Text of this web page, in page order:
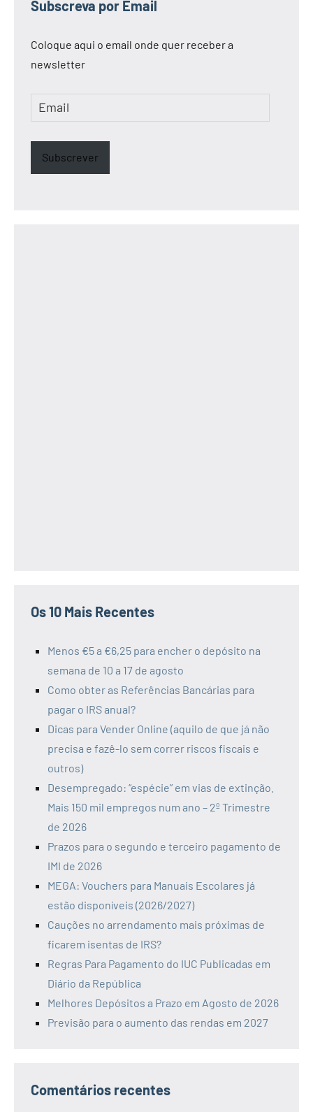
Subscreva por Email
Coloque aqui o email onde quer receber a
newsletter
Email
Subscrever
Os 10 Mais Recentes
Menos €5 a €6,25 para encher o depósito na
semana de 10 a 17 de agosto
Como obter as Referências Bancárias para
pagar o IRS anual?
Dicas para Vender Online (aquilo de que já não
precisa e fazê-lo sem correr riscos fiscais e
outros)
Desempregado: “espécie” em vias de extinção.
Mais 150 mil empregos num ano – 2º Trimestre
de 2026
Prazos para o segundo e terceiro pagamento de
IMI de 2026
MEGA: Vouchers para Manuais Escolares já
estão disponíveis (2026/2027)
Cauções no arrendamento mais próximas de
ficarem isentas de IRS?
Regras Para Pagamento do IUC Publicadas em
Diário da República
Melhores Depósitos a Prazo em Agosto de 2026
Previsão para o aumento das rendas em 2027
Comentários recentes